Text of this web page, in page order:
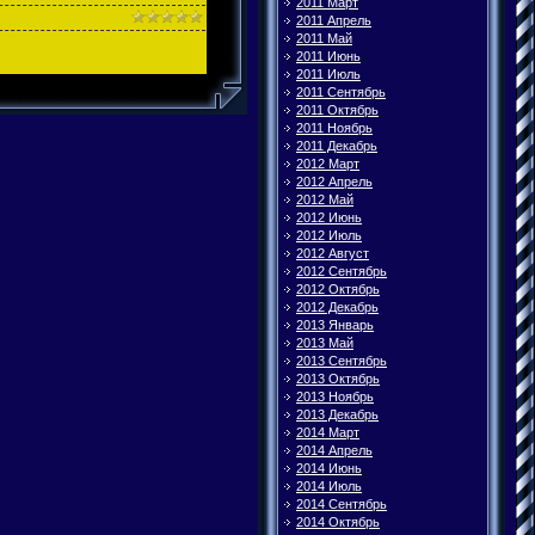
2011 Апрель
2011 Май
2011 Июнь
2011 Июль
2011 Сентябрь
2011 Октябрь
2011 Ноябрь
2011 Декабрь
2012 Март
2012 Апрель
2012 Май
2012 Июнь
2012 Июль
2012 Август
2012 Сентябрь
2012 Октябрь
2012 Декабрь
2013 Январь
2013 Май
2013 Сентябрь
2013 Октябрь
2013 Ноябрь
2013 Декабрь
2014 Март
2014 Апрель
2014 Июнь
2014 Июль
2014 Сентябрь
2014 Октябрь